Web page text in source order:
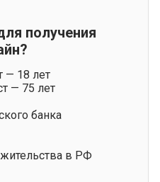
получения
— 18 лет
— 75 лет
банка
в РФ